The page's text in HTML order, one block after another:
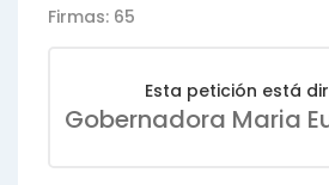
Firmas: 65
Esta petición está
Gobernadora Maria